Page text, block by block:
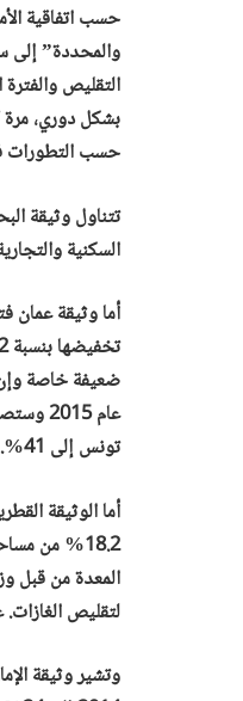
حسب ﺍﺗﻔﺎﻗﻴﺔ
والمحددة” إلى
التقليص
بشكل دوري،
حسب التطورات في
تتناول وثيقة
السكنية
تونس إلى 41%.
أما الوثيقة
18.2% من
المعدة من قبل
لتقليص الغازات.